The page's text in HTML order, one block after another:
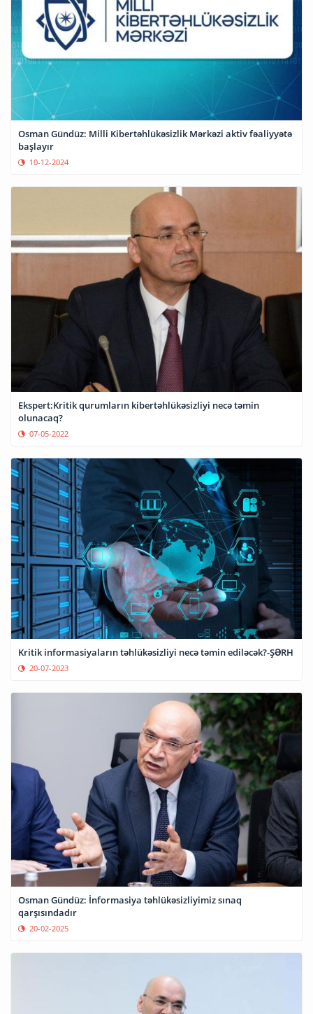
Osman Gündüz: Milli Kibertəhlükəsizlik Mərkəzi aktiv fəaliyyətə
başlayır
10-12-2024
Ekspert:Kritik qurumların kibertəhlükəsizliyi necə təmin
olunacaq?
07-05-2022
Kritik informasiyaların təhlükəsizliyi necə təmin ediləcək?-ŞƏRH
20-07-2023
Osman Gündüz: İnformasiya təhlükəsizliyimiz sınaq
qarşısındadır
20-02-2025